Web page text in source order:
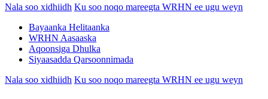
Nala soo xidhiidh Ku soo noqo mareegta WRHN ee ugu weyn
Bayaanka Helitaanka
WRHN Aasaaska
Aqoonsiga Dhulka
Siyaasadda Qarsoonnimada
Nala soo xidhiidh Ku soo noqo mareegta WRHN ee ugu weyn